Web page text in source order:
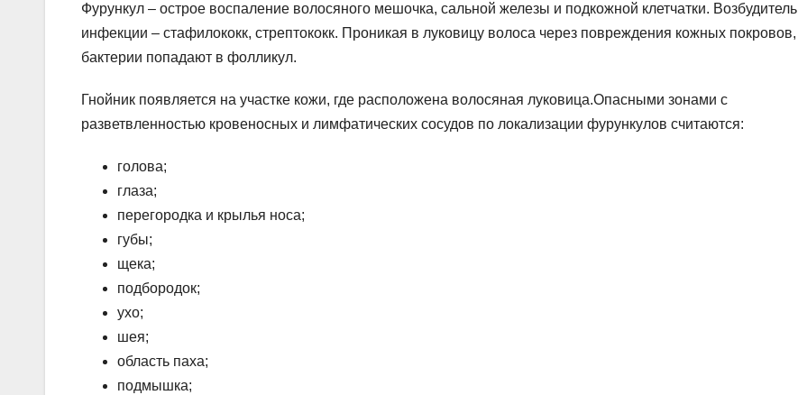
Фурункул – острое воспаление волосяного мешочка, сальной железы и подкожной клетчатки. Возбудитель
инфекции – стафилококк, стрептококк. Проникая в луковицу волоса через повреждения кожных покровов,
бактерии попадают в фолликул.
Гнойник появляется на участке кожи, где расположена волосяная луковица.Опасными зонами с
разветвленностью кровеносных и лимфатических сосудов по локализации фурункулов считаются:
голова;
глаза;
перегородка и крылья носа;
губы;
щека;
подбородок;
ухо;
шея;
область паха;
подмышка;